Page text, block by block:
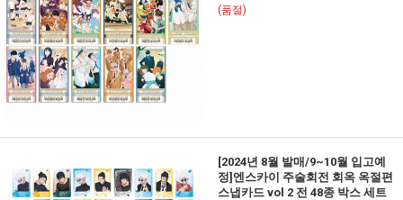
(품절)
[2024년 8월 발매/9~10월 입고예
정]엔스카이 주술회전 회옥 옥절편
스냅카드 vol 2 전 48종 박스 세트